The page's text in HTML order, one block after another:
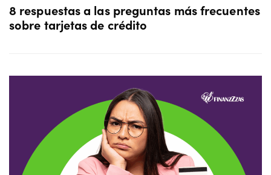
8 respuestas a las preguntas más frecuentes
sobre tarjetas de crédito